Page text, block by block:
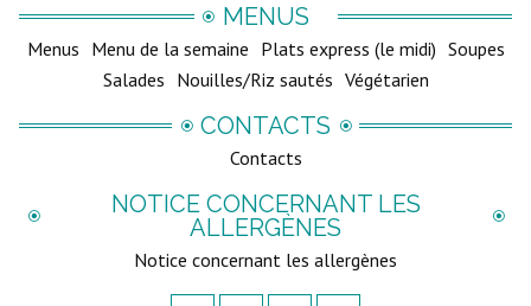
MENUS
Menus Menu de la semaine Plats express (le midi) Soupes
Salades Nouilles/Riz sautés Végétarien
CONTACTS
Contacts
NOTICE CONCERNANT LES
ALLERGÈNES
Notice concernant les allergènes